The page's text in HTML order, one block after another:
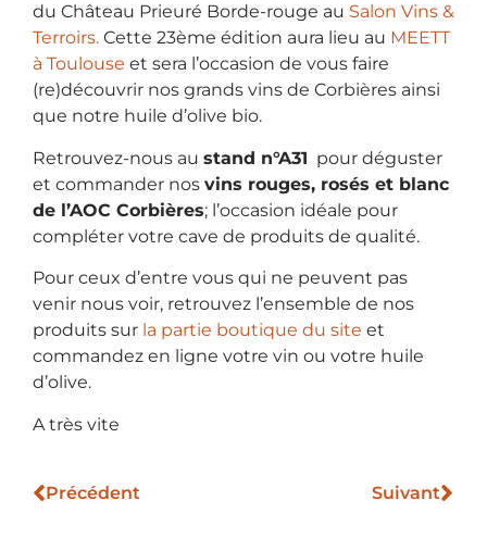
du Château Prieuré Borde-rouge au Salon Vins &
Terroirs. Cette 23ème édition aura lieu au MEETT
à Toulouse et sera l’occasion de vous faire
(re)découvrir nos grands vins de Corbières ainsi
que notre huile d’olive bio.
Retrouvez-nous au stand n°A31 pour déguster
et commander nos vins rouges, rosés et blanc
de l’AOC Corbières; l’occasion idéale pour
compléter votre cave de produits de qualité.
Pour ceux d’entre vous qui ne peuvent pas
venir nous voir, retrouvez l’ensemble de nos
produits sur la partie boutique du site et
commandez en ligne votre vin ou votre huile
d’olive.
A très vite
Précédent Suivant